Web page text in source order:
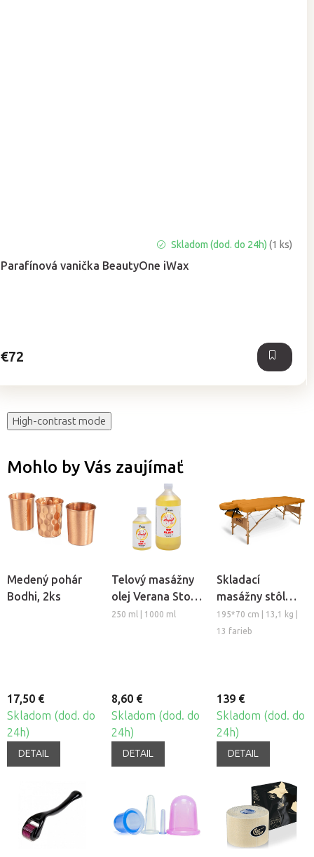
Parafínová vanička BeautyOne iWax
hodnotenie
produktu
Skladom (dod. do 24h)(1 ks)
€72
High-contrast mode
Mohlo by Vás zaujímať
Medený pohár
Bodhi, 2ks
17,50 €
Skladom (dod. do
24h)
DETAIL
Telový masážny
olej Verana Stop
Celulitíde
250 ml | 1000 ml
8,60 €
Skladom (dod. do
24h)
DETAIL
Skladací
masážny stôl
TANDEM Basic-2
195*70 cm | 13,1 kg |
13 farieb
139 €
Skladom (dod. do
24h)
DETAIL